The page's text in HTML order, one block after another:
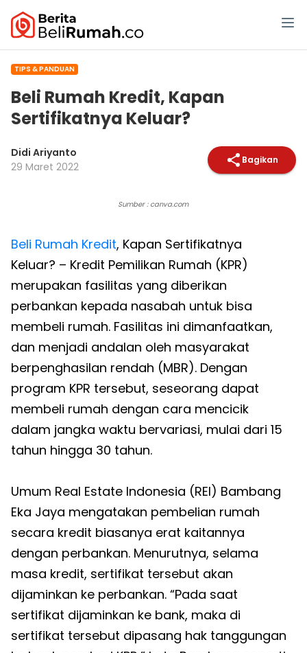
TIPS & PANDUAN
Beli Rumah Kredit, Kapan
Sertifikatnya Keluar?
Didi Ariyanto
29 Maret 2022
Bagikan
Sumber : canva.com
Beli Rumah Kredit, Kapan Sertifikatnya
Keluar? – Kredit Pemilikan Rumah (KPR)
merupakan fasilitas yang diberikan
perbankan kepada nasabah untuk bisa
membeli rumah. Fasilitas ini dimanfaatkan,
dan menjadi andalan oleh masyarakat
berpenghasilan rendah (MBR). Dengan
program KPR tersebut, seseorang dapat
membeli rumah dengan cara mencicik
dalam jangka waktu bervariasi, mulai dari 15
tahun hingga 30 tahun.
Umum Real Estate Indonesia (REI) Bambang
Eka Jaya mengatakan pembelian rumah
secara kredit biasanya erat kaitannya
dengan perbankan. Menurutnya, selama
masa kredit, sertifikat tersebut akan
dijaminkan ke perbankan. “Pada saat
sertifikat dijaminkan ke bank, maka di
sertifikat tersebut dipasang hak tanggungan